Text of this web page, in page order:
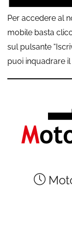
Per accedere al
mobile basta
sul pulsante
puoi inquadrare